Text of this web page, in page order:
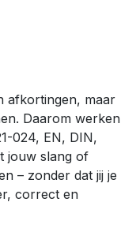
afkortingen, maar
Daarom werken
024, EN, DIN,
jouw slang of
– zonder dat jij je
correct en